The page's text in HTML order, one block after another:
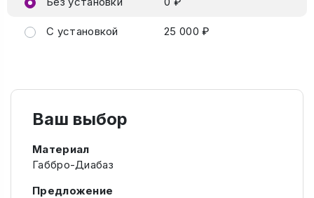
С установкой 25 000 ₽
Ваш выбор
Материал
Габбро-Диабаз
Предложение